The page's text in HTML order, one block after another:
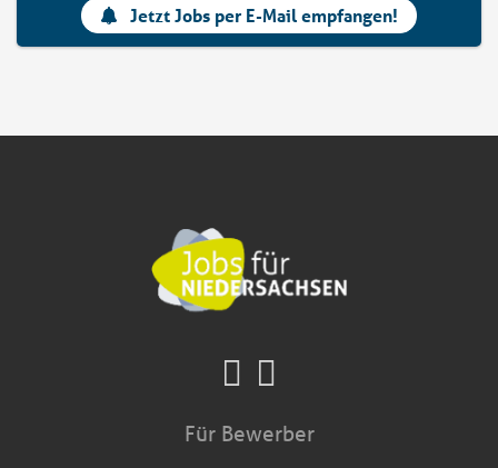
Jetzt Jobs per E-Mail empfangen!
Für Bewerber